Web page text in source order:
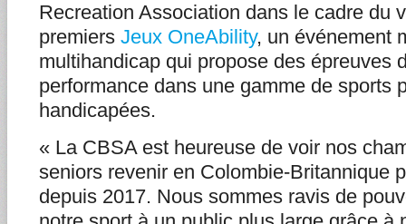
Recreation Association dans le cadre du
premiers Jeux OneAbility, un événement
multihandicap qui propose des épreuves
performance dans une gamme de sports
handicapées.
« La CBSA est heureuse de voir nos
seniors revenir en Colombie-Britannique
depuis 2017. Nous sommes ravis de